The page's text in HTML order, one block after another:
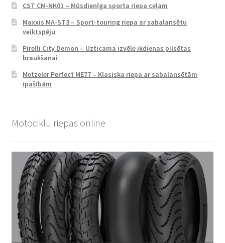
CST CM-NK01 – Mūsdienīga sporta riepa ceļam
Maxxis MA-ST3 – Sport-touring riepa ar sabalansētu
veiktspēju
Pirelli City Demon – Uzticama izvēle ikdienas pilsētas
braukšanai
Metzeler Perfect ME77 – Klasiska riepa ar sabalansētām
īpašībām
Motociklu riepas online